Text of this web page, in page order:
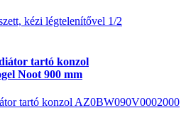
kézi légtelenítővel 1/2
tartó konzol
Noot 900 mm
tartó konzol AZ0BW090V0002000